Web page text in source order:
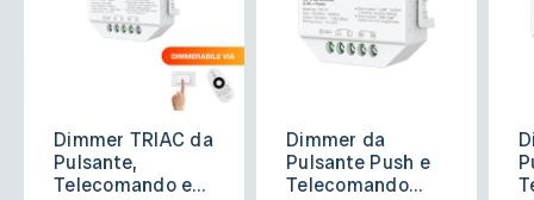
Dimmer TRIAC da
Pulsante,
Telecomando e
Dimmer da
Pulsante Push e
Telecomando